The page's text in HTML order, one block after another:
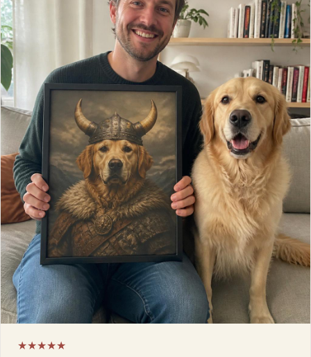
★★★★★